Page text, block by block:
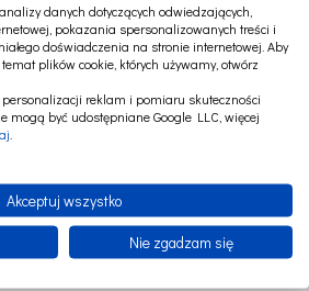
Skład: 100% len
kulka poliestrowa
Certyfikatem OEKO-TEX Standard 100
materacy łóżeczkowych dla dzieci
danych dotyczących odwiedzających,
pokazania spersonalizowanych treści i
doświadczenia na stronie internetowej. Aby
plików cookie, których używamy, otwórz
reklam i pomiaru skuteczności
mogą być udostępniane Google LLC, więcej
Akceptuj wszystko
Nie zgadzam się